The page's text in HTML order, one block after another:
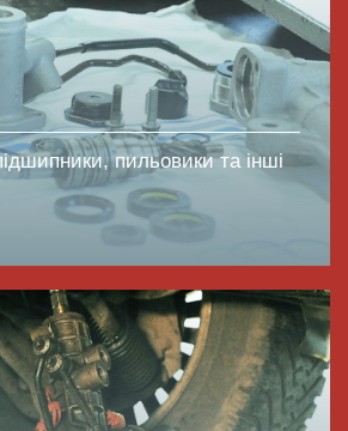
пильовики та інші